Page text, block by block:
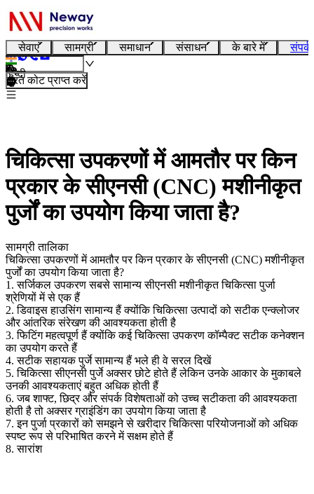
सेवाएं सामग्री समाधान संसाधन के बारे में
हिन्दी
तुरंत कोट प्राप्त करें
चिकित्सा उपकरणों में आमतौर पर किन
प्रकार के सीएनसी (CNC) मशीनीकृत
पुर्जों का उपयोग किया जाता है?
सामग्री तालिका
चिकित्सा उपकरणों में आमतौर पर किन प्रकार के सीएनसी (CNC) मशीनीकृत
पुर्जों का उपयोग किया जाता है?
1. सर्जिकल उपकरण सबसे सामान्य सीएनसी मशीनीकृत चिकित्सा पुर्जा
श्रेणियों में से एक हैं
2. डिवाइस हाउसिंग सामान्य हैं क्योंकि चिकित्सा उत्पादों को सटीक एन्क्लोजर
और आंतरिक संरेखण की आवश्यकता होती है
3. फिटिंग महत्वपूर्ण हैं क्योंकि कई चिकित्सा उपकरण कॉम्पैक्ट सटीक कनेक्शन
का उपयोग करते हैं
4. सटीक सहायक पुर्जे सामान्य हैं भले ही वे सरल दिखें
5. चिकित्सा सीएनसी पुर्जे अक्सर छोटे होते हैं लेकिन उनके आकार के मुकाबले
उनकी आवश्यकताएं बहुत अधिक होती हैं
6. जब शाफ्ट, छिद्र और संपर्क विशेषताओं को उच्च सटीकता की आवश्यकता
होती है तो अक्सर ग्राइंडिंग का उपयोग किया जाता है
7. इन पुर्जा प्रकारों को समझने से खरीदार चिकित्सा परियोजनाओं को अधिक
स्पष्ट रूप से परिभाषित करने में सक्षम होते हैं
8. सारांश